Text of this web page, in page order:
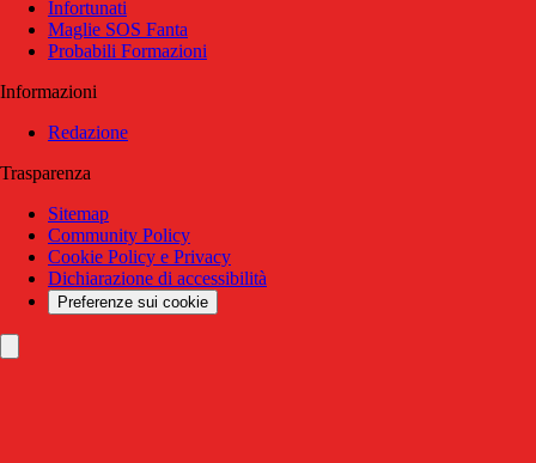
Infortunati
Maglie SOS Fanta
Probabili Formazioni
Informazioni
Redazione
Trasparenza
Sitemap
Community Policy
Cookie Policy e Privacy
Dichiarazione di accessibilità
Preferenze sui cookie